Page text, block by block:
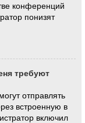
конференций
понизят
требуют
отправлять
встроенную в
включил